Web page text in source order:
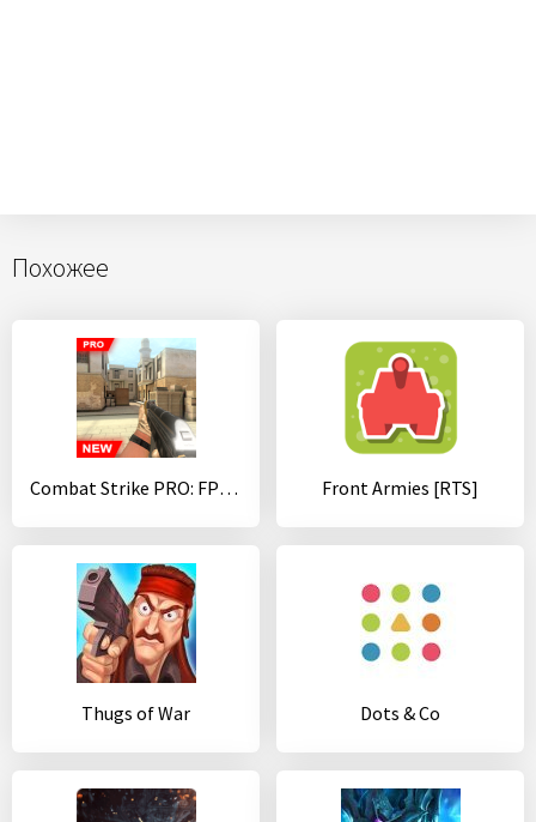
Похожее
Combat Strike PRO: FPS Online Gun Shooting Games Front Armies [RTS]
Thugs of War Dots & Co